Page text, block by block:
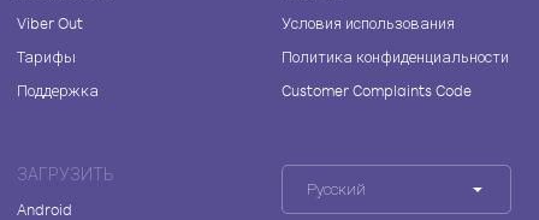
Viber Out
Тарифы
Поддержка
Условия использования
Политика конфиденциальности
Customer Complaints Code
ЗАГРУЗИТЬ
Android
Русский